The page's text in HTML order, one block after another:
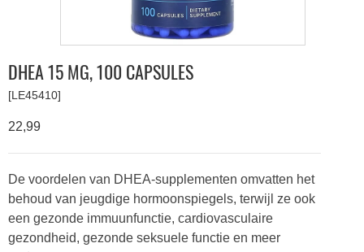
DHEA 15 MG, 100 CAPSULES
[LE45410]
22,99
De voordelen van DHEA-supplementen omvatten het
behoud van jeugdige hormoonspiegels, terwijl ze ook
een gezonde immuunfunctie, cardiovasculaire
gezondheid, gezonde seksuele functie en meer